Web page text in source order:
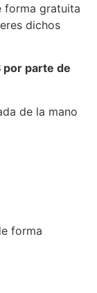
forma gratuita
dichos
por parte de
de la mano
forma